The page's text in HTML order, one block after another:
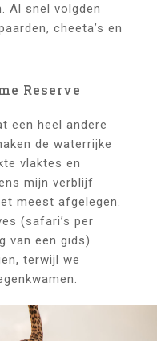
Al snel volgden
cheeta’s en
Reserve
een heel andere
de waterrijke
vlaktes en
mijn verblijf
meest afgelegen.
(safari’s per
van een gids)
terwijl we